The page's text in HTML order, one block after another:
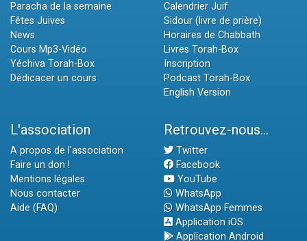
Paracha de la semaine
Fêtes Juives
News
Cours Mp3-Vidéo
Yéchiva Torah-Box
Dédicacer un cours
Calendrier Juif
Sidour (livre de prière)
Horaires de Chabbath
Livres Torah-Box
Inscription
Podcast Torah-Box
English Version
L'association
A propos de l'association
Faire un don !
Mentions légales
Nous contacter
Aide (FAQ)
Retrouvez-nous...
Twitter
Facebook
YouTube
WhatsApp
WhatsApp Femmes
Application iOS
Application Android